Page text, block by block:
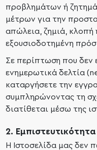
προβλημάτων ή
μέτρων για την
απώλεια, ζημιά,
εξουσιοδοτημένη
Σε περίπτωση που δεν
ενημερωτικά δελτία
καταργήσετε την
συμπληρώνοντας τη
διατίθεται μέσω της
2. Εμπιστευτικότητα
Η Ιστοσελίδα μας δεν